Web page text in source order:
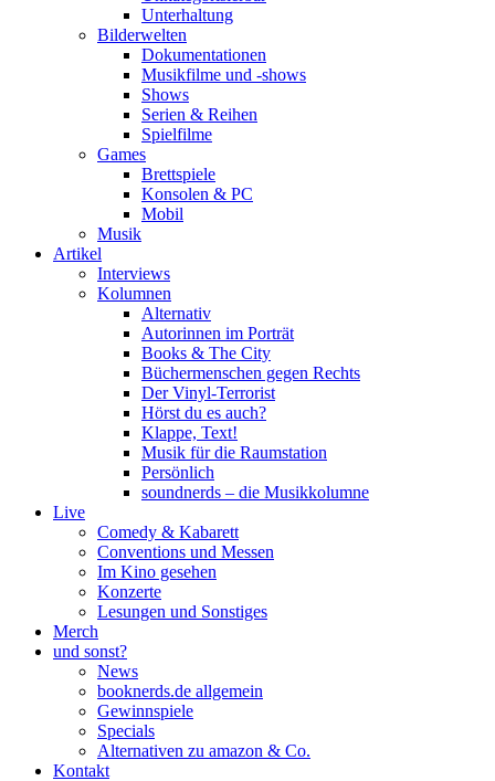
Unterhaltung
Bilderwelten
Dokumentationen
Musikfilme und -shows
Shows
Serien & Reihen
Spielfilme
Games
Brettspiele
Konsolen & PC
Mobil
Musik
Artikel
Interviews
Kolumnen
Alternativ
Autorinnen im Porträt
Books & The City
Büchermenschen gegen Rechts
Der Vinyl-Terrorist
Hörst du es auch?
Klappe, Text!
Musik für die Raumstation
Persönlich
soundnerds – die Musikkolumne
Live
Comedy & Kabarett
Conventions und Messen
Im Kino gesehen
Konzerte
Lesungen und Sonstiges
Merch
und sonst?
News
booknerds.de allgemein
Gewinnspiele
Specials
Alternativen zu amazon & Co.
Kontakt